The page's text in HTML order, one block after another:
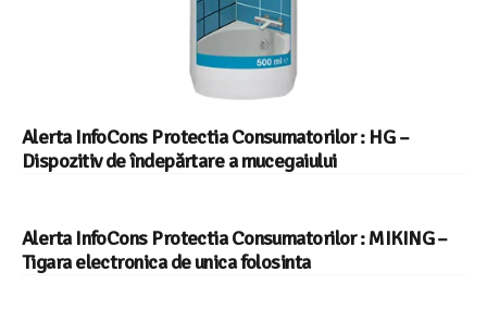
Alerta InfoCons Protectia Consumatorilor : HG –
Dispozitiv de îndepărtare a mucegaiului
Alerta InfoCons Protectia Consumatorilor : MIKING –
Tigara electronica de unica folosinta